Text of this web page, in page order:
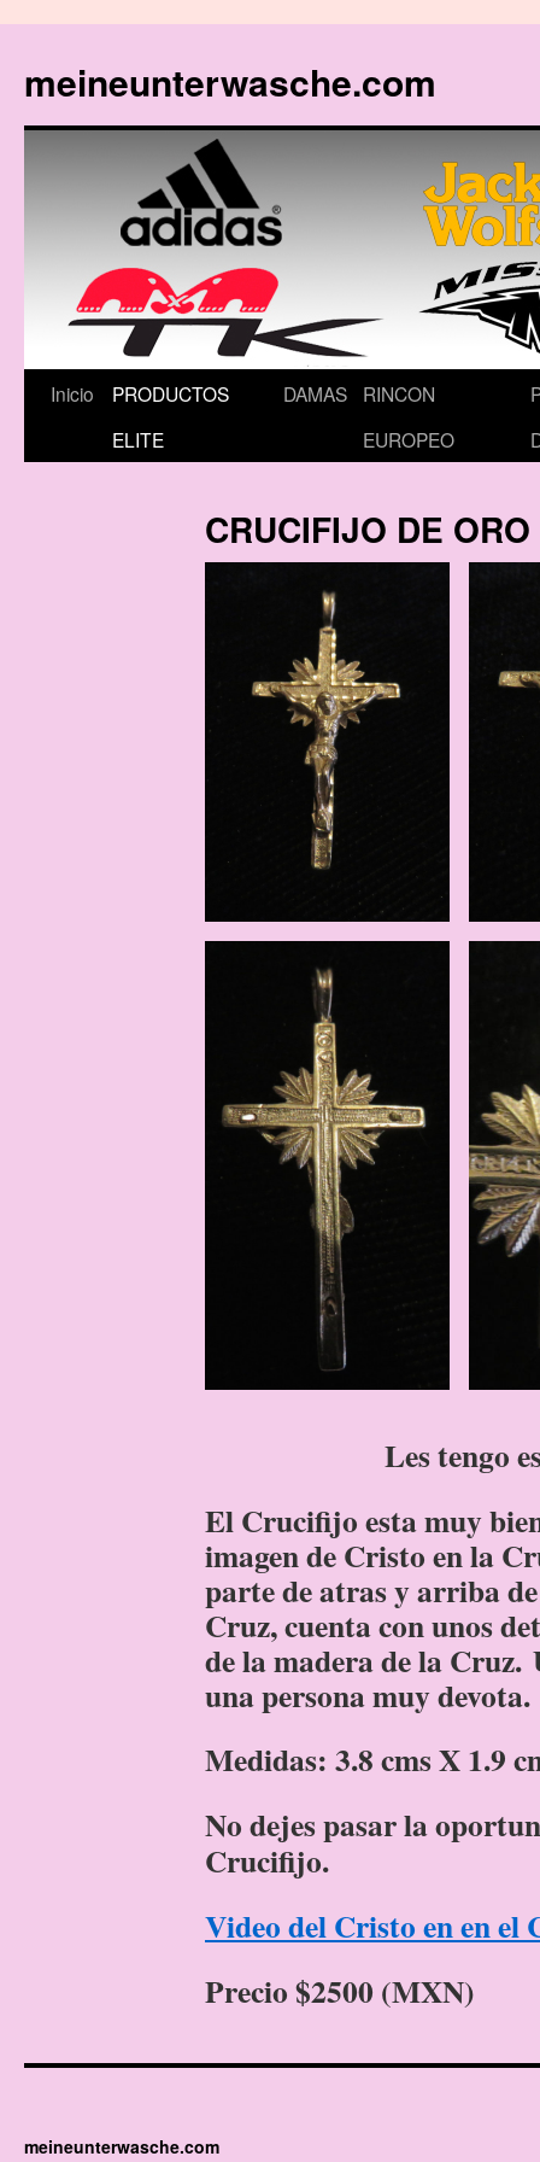
meineunterwasche.com
Saltar
Inicio
PRODUCTOS
ELITE
DAMAS
RINCON
EUROPEO
CRUCIFIJO DE
Les tengo
El Crucifijo esta muy
imagen de Cristo en la
parte de atras y arriba
Cruz, cuenta con unos
de la madera de la Cruz.
una persona muy devota.
Medidas: 3.8 cms X 1.9
No dejes pasar la
Crucifijo.
Video del Cristo en en
Precio $2500 (MXN)
meineunterwasche.com